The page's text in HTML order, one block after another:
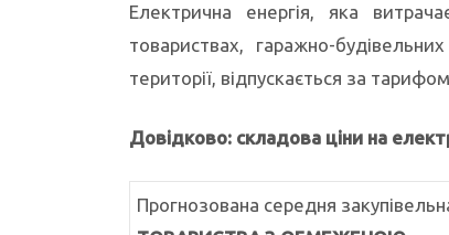
Електрична енергія, яка
товариствах, гаражно-
території, відпускається за
Довідково: складова ціни на
Прогнозована середня